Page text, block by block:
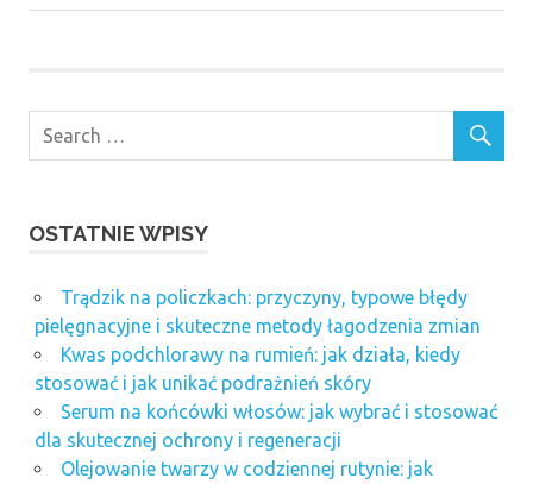
urządzenie
kurs makijażu
Laserowe
bielsko
biała
laserowe
usuwanie
żylaków
bielsko
biała
OSTATNIE WPISY
Trądzik na policzkach: przyczyny, typowe błędy
pielęgnacyjne i skuteczne metody łagodzenia zmian
Kwas podchlorawy na rumień: jak działa, kiedy
stosować i jak unikać podrażnień skóry
Serum na końcówki włosów: jak wybrać i stosować
dla skutecznej ochrony i regeneracji
Olejowanie twarzy w codziennej rutynie: jak